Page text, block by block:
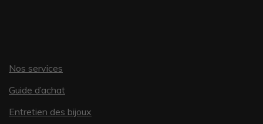
Nos services
Guide d’achat
Entretien des bijoux